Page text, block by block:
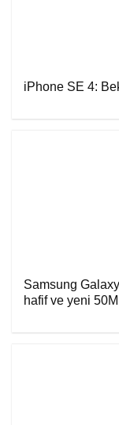
iPhone SE 4:
Samsung
hafif ve yeni